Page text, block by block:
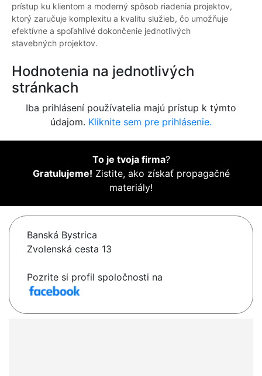
prístup ku klientom a moderný spôsob riadenia projektov,
ktorý zaručuje komplexitu a kvalitu služieb, čo umožňuje
efektívne a spoľahlivé dokončenie jednotlivých
stavebných projektov.
Hodnotenia na jednotlivých
stránkach
Iba prihlásení používatelia majú prístup k týmto
údajom. Kliknite sem pre prihlásenie.
To je tvoja firma?
Gratulujeme! Zistite, ako získať propagačné
materiály!
Banská Bystrica
Zvolenská cesta 13
Pozrite si profil spoločnosti na